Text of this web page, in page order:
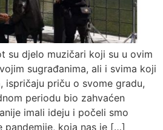
su djelo muzičari koji su u ovim
sugrađanima, ali i svima koji
ispričaju priču o svome gradu,
periodu bio zahvaćen
imali ideju i počeli smo
koja nas je […]